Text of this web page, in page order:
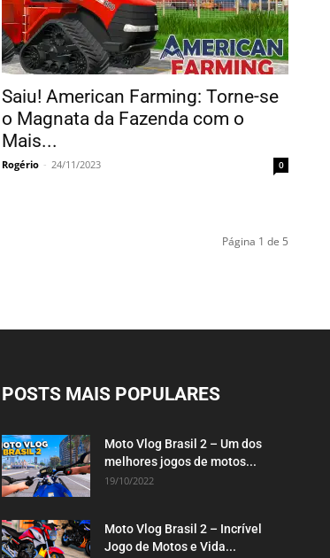
Saiu! American Farming: Torne-se
o Magnata da Fazenda com o
Mais...
Rogério - 24/11/2023 0
Página 1 de 5
POSTS MAIS POPULARES
Moto Vlog Brasil 2 – Um dos
melhores jogos de motos...
19/10/2022
Moto Vlog Brasil 2 – Incrível
Jogo de Motos e Vida...